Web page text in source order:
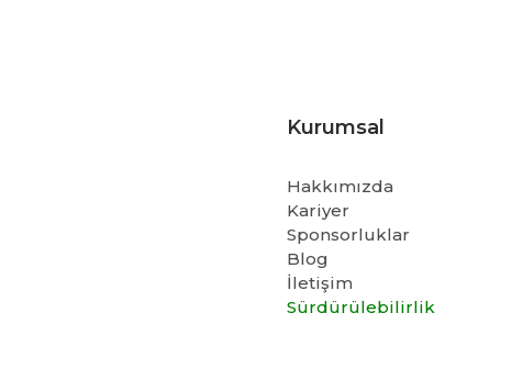
Kurumsal
Hakkımızda
Kariyer
Sponsorluklar
Blog
İletişim
Sürdürülebilirlik